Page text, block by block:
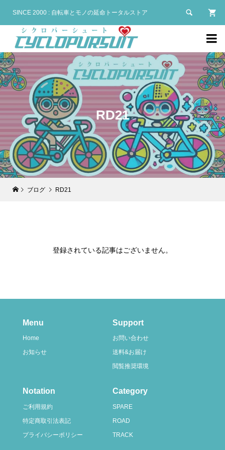
SINCE 2000 : 自転車とモノの延命トータルストア 

RD21
ブログ RD21
登録されている記事はございません。
Menu
Home
お知らせ
Support
お問い合わせ
送料&お届け
閲覧推奨環境
Notation
ご利用規約
特定商取引法表記
プライバシーポリシー
Category
SPARE
ROAD
TRACK